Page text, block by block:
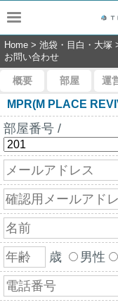
Home > 池袋・目白・大塚
お問い合わせ
概要 部屋 運
MPR(M PLACE
部屋番号 /
歳 男性